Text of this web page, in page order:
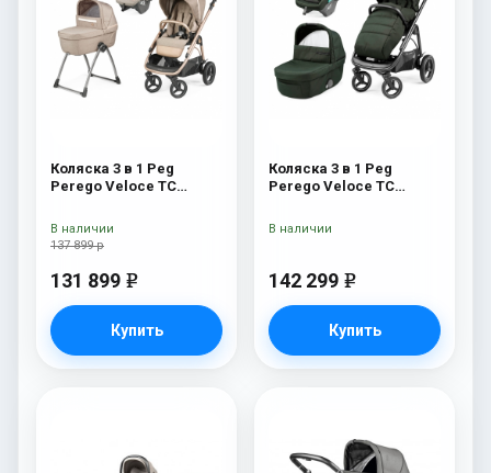
Коляска 3 в 1 Peg
Perego Veloce TC
Amour
137 899 р
131 899 e
Купить
В наличии
Коляска 3 в 1 Peg
Perego Veloce TC
142 299 e
Купить
В наличии